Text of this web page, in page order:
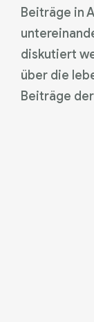
Beiträge in
diskutiert
über die
Beiträge